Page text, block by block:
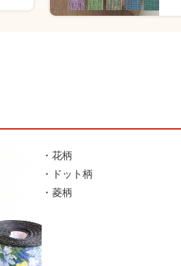
・花柄
・ドット柄
・菱柄